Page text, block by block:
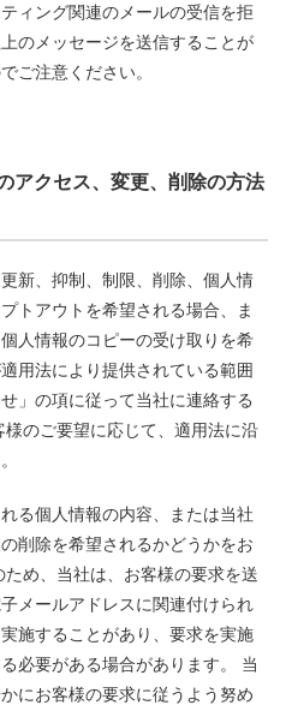
ィング関連のメールの受信を拒
のメッセージを送信することが
ご注意ください。
アクセス、変更、削除の方法
新、抑制、制限、削除、個人情
トアウトを希望される場合、ま
人情報のコピーの受け取りを希
用法により提供されている範囲
」の項に従って当社に連絡する
のご要望に応じて、適用法に沿
る個人情報の内容、または当社
削除を希望されるかどうかをお
め、当社は、お客様の要求を送
メールアドレスに関連付けられ
施することがあり、要求を実施
必要がある場合があります。 当
にお客様の要求に従うよう努め